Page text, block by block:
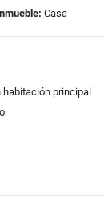
Casa
habitación principal